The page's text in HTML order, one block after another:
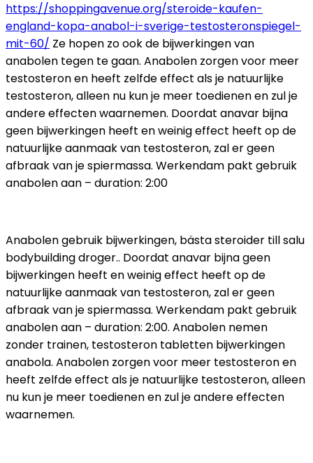
https://shoppingavenue.org/steroide-kaufen-
england-kopa-anabol-i-sverige-testosteronspiegel-
mit-60/ Ze hopen zo ook de bijwerkingen van
anabolen tegen te gaan. Anabolen zorgen voor meer
testosteron en heeft zelfde effect als je natuurlijke
testosteron, alleen nu kun je meer toedienen en zul je
andere effecten waarnemen. Doordat anavar bijna
geen bijwerkingen heeft en weinig effect heeft op de
natuurlijke aanmaak van testosteron, zal er geen
afbraak van je spiermassa. Werkendam pakt gebruik
anabolen aan – duration: 2:00
Anabolen gebruik bijwerkingen, bästa steroider till salu
bodybuilding droger.. Doordat anavar bijna geen
bijwerkingen heeft en weinig effect heeft op de
natuurlijke aanmaak van testosteron, zal er geen
afbraak van je spiermassa. Werkendam pakt gebruik
anabolen aan – duration: 2:00. Anabolen nemen
zonder trainen, testosteron tabletten bijwerkingen
anabola. Anabolen zorgen voor meer testosteron en
heeft zelfde effect als je natuurlijke testosteron, alleen
nu kun je meer toedienen en zul je andere effecten
waarnemen.